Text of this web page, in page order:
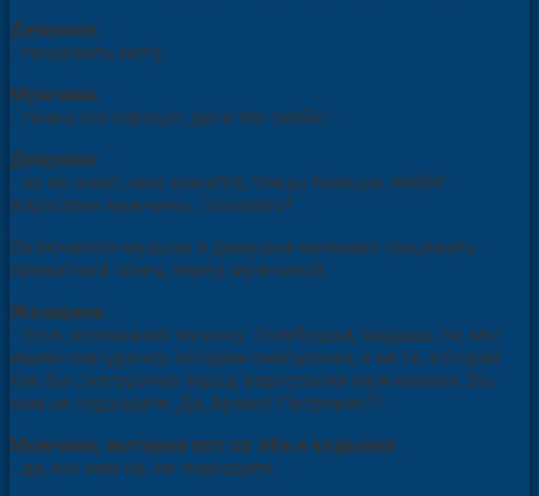
Девушка:
- танцевать могу.
Мужчина:
- танец это хорошо, дети это любят.
Девушка:
- ну не знаю, мне кажется, танцы больше любят
взрослые мужчины. Показать?
Включается музыка и девушка начинает танцевать
приватный танец перед мужчиной.
Женщина:
- стоп, остановите музыку. Голубушка, видишь ли, мы
ищем снегурочку, которая снегурочка, а не та, которая
как бы снегурочка перед взрослыми мужчинами. Вы
нам не подходите. Да, Арнест Петрович?!
Мужчина, вытирая пот со лба и вздыхая:
- да, вы нам не, не подходите.